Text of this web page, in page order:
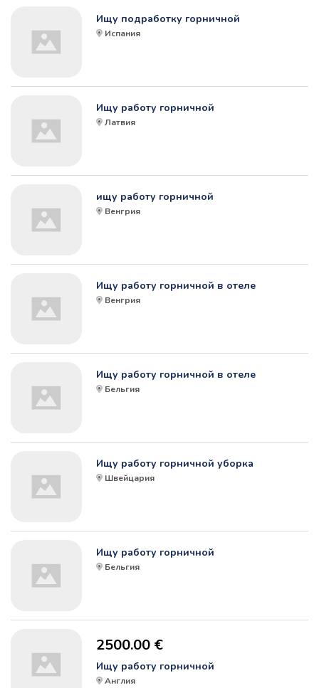
Ищу подработку горничной
Испания
Ищу работу горничной
Латвия
ищу работу горничной
Венгрия
Ищу работу горничной в отеле
Венгрия
Ищу работу горничной в отеле
Бельгия
Ищу работу горничной уборка
Швейцария
Ищу работу горничной
Бельгия
2500.00 €
Ищу работу горничной
Англия